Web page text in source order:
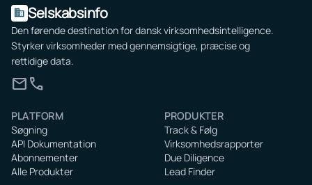
domain Selskabsinfo
Den førende destination for dansk virksomhedsintelligence.
Styrker virksomheder med gennemsigtige, præcise og
rettidige data.
mailcall
PLATFORM
Søgning
API Dokumentation
Abonnementer
Alle Produkter
PRODUKTER
Track & Følg
Virksomhedsrapporter
Due Diligence
Lead Finder